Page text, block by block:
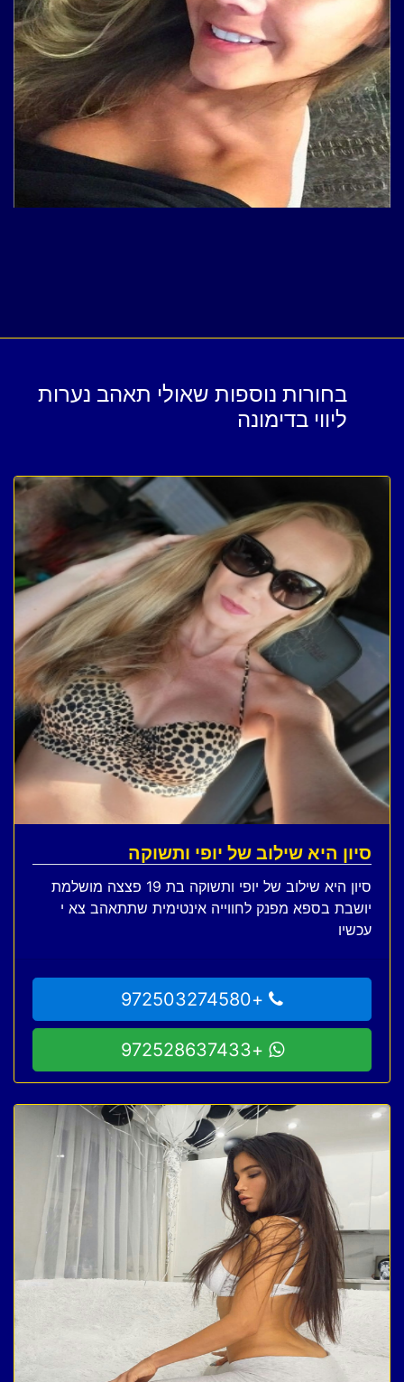
בחורות נוספות שאולי תאהב נערות
ליווי בדימונה
סיון היא שילוב של יופי ותשוקה
סיון היא שילוב של יופי ותשוקה בת 19 פצצה מושלמת
יושבת בספא מפנק לחווייה אינטימית שתתאהב צא י
עכשיו
+972503274580
+972528637433